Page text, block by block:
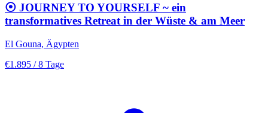
⦿ JOURNEY TO YOURSELF ~ ein
transformatives Retreat in der Wüste & am Meer
El Gouna, Ägypten
€1.895 / 8 Tage